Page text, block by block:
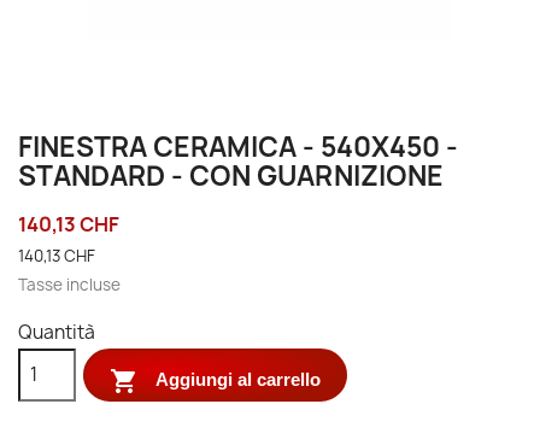
FINESTRA CERAMICA - 540X450 -
STANDARD - CON GUARNIZIONE
140,13 CHF
140,13 CHF
Tasse incluse
Quantità
 Aggiungi al carrello